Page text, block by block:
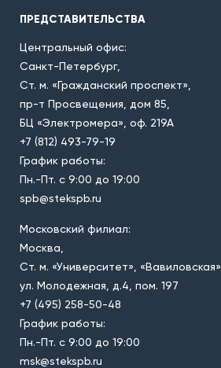
ПРЕДСТАВИТЕЛЬСТВА
Центральный офис:
Санкт-Петербург,
Ст. м. «Гражданский проспект»,
пр-т Просвещения, дом 85,
БЦ «Электромера», оф. 219А
+7 (812) 493-79-19
График работы:
Пн.-Пт. с 9:00 до 19:00
spb@stekspb.ru
Московский филиал:
Москва,
Ст. м. «Университет», «Вавиловская»,
ул. Молодежная, д.4, пом. 197
+7 (495) 258-50-48
График работы:
Пн.-Пт. с 9:00 до 19:00
msk@stekspb.ru